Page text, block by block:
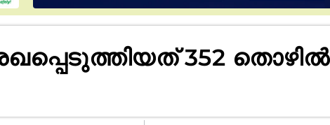
352 തൊഴിൽ